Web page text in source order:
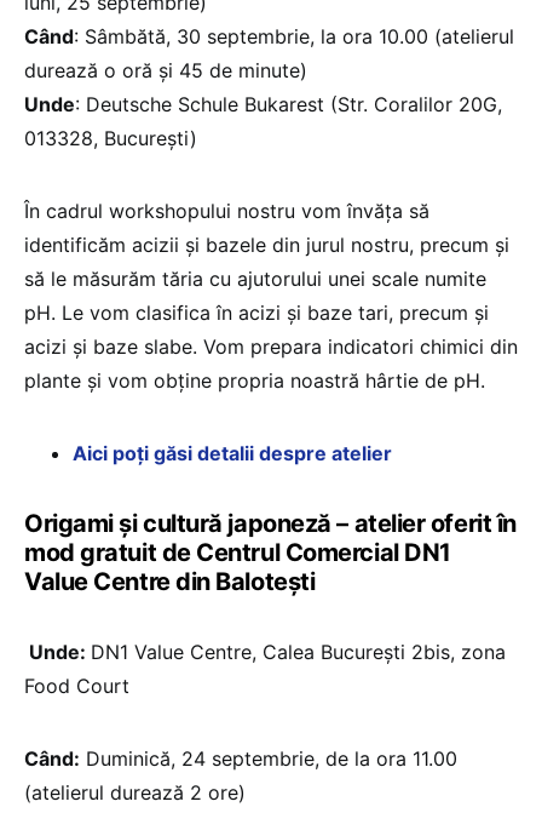
Când: Sâmbătă, 30 septembrie, la ora 10.00 (atelierul
durează o oră și 45 de minute)
Unde: Deutsche Schule Bukarest (Str. Coralilor 20G,
013328, Bucureşti)
În cadrul workshopului nostru vom învăța să
identificăm acizii şi bazele din jurul nostru, precum și
să le măsurăm tăria cu ajutorului unei scale numite
pH. Le vom clasifica în acizi și baze tari, precum şi
acizi şi baze slabe. Vom prepara indicatori chimici din
plante și vom obține propria noastră hârtie de pH.
Aici poți găsi detalii despre atelier
Origami și cultură japoneză – atelier oferit în
mod gratuit de Centrul Comercial DN1
Value Centre din Balotești
Unde: DN1 Value Centre, Calea București 2bis, zona
Food Court
Când: Duminică, 24 septembrie, de la ora 11.00
(atelierul durează 2 ore)